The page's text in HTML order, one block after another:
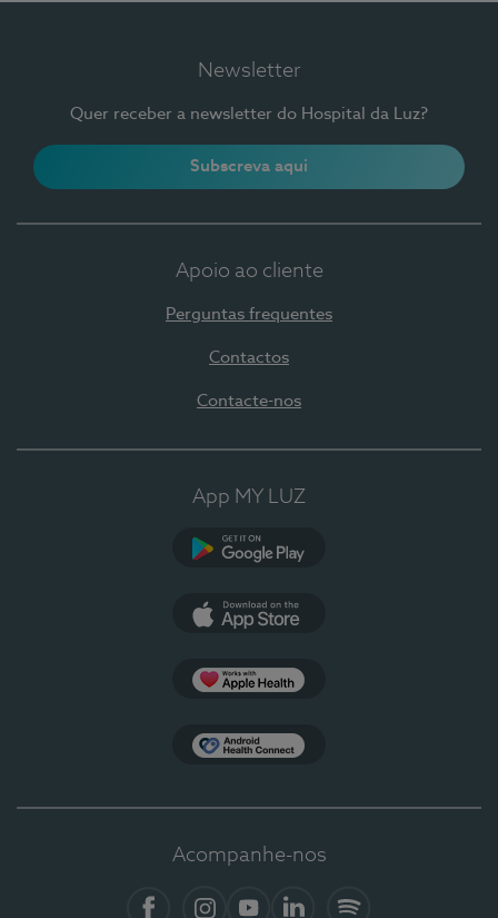
Newsletter
Quer receber a newsletter do Hospital da Luz?
Subscreva aqui
Apoio ao cliente
Perguntas frequentes
Contactos
Contacte-nos
App MY LUZ
Acompanhe-nos